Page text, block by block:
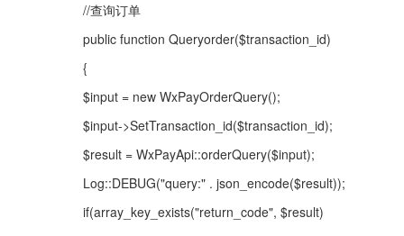
//查询订单
public function Queryorder($transaction_id)
{
$input = new WxPayOrderQuery();
$input->SetTransaction_id($transaction_id);
$result = WxPayApi::orderQuery($input);
Log::DEBUG("query:" . json_encode($result));
if(array_key_exists("return_code", $result)